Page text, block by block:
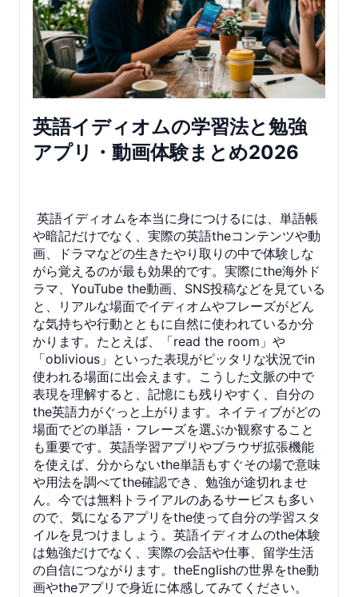
英語イディオムの学習法と勉強
アプリ・動画体験まとめ2026
英語イディオムを本当に身につけるには、単語帳
や暗記だけでなく、実際の英語theコンテンツや動
画、ドラマなどの生きたやり取りの中で体験しな
がら覚えるのが最も効果的です。実際にthe海外ド
ラマ、YouTube the動画、SNS投稿などを見ている
と、リアルな場面でイディオムやフレーズがどん
な気持ちや行動とともに自然に使われているか分
かります。たとえば、「read the room」や
「oblivious」といった表現がピッタリな状況でin
使われる場面に出会えます。こうした文脈の中で
表現を理解すると、記憶にも残りやすく、自分の
the英語力がぐっと上がります。ネイティブがどの
場面でどの単語・フレーズを選ぶか観察すること
も重要です。英語学習アプリやブラウザ拡張機能
を使えば、分からないthe単語もすぐその場で意味
や用法を調べてthe確認でき、勉強が途切れませ
ん。今では無料トライアルのあるサービスも多い
ので、気になるアプリをthe使って自分の学習スタ
イルを見つけましょう。英語イディオムのthe体験
は勉強だけでなく、実際の会話や仕事、留学生活
の自信につながります。theEnglishの世界をthe動
画やtheアプリで身近に体感してみてください。